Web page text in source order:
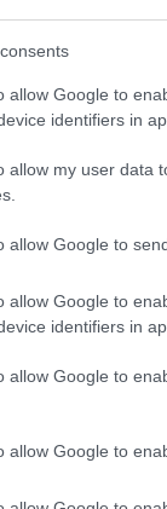
allow Google to
identifiers in
allow my user data
allow Google to
allow Google to
identifiers in
allow Google to
allow Google to
es nagyon jo a
es jatszani
egy hazat veni
hogy tudjak
ki
Jön a TV2